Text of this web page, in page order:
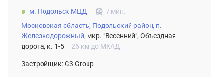
м. Подольск МЦД
7 мин.
Московская область, Подольский район, п.
Железнодорожный, мкр. "Весенний", Объездная
дорога, к. 1-5
26 км до МКАД
Застройщик: G3 Group